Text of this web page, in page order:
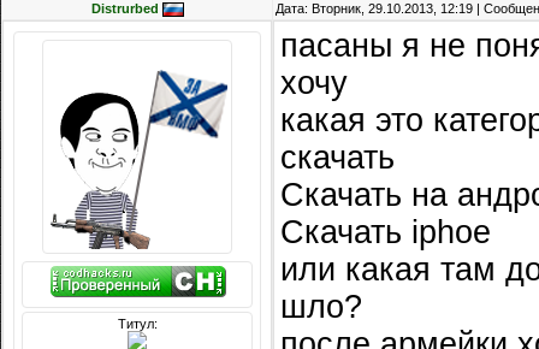
Distrurbed Дата: Вторник, 29.10.2013, 12:19 |
Титул:
пасаны я не
хочу
какая это
скачать
Скачать на
Скачать iphoe
или какая там
шло?